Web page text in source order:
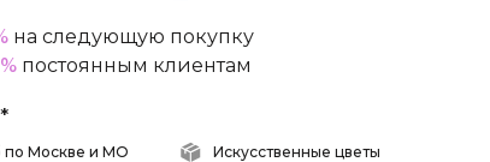
на следующую покупку
постоянным клиентам
по Москве и МО
Искусственные цветы